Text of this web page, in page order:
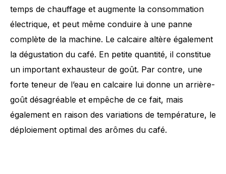
temps de chauffage et augmente la consommation
électrique, et peut même conduire à une panne
complète de la machine. Le calcaire altère également
la dégustation du café. En petite quantité, il constitue
un important exhausteur de goût. Par contre, une
forte teneur de l’eau en calcaire lui donne un arrière-
goût désagréable et empêche de ce fait, mais
également en raison des variations de température, le
déploiement optimal des arômes du café.